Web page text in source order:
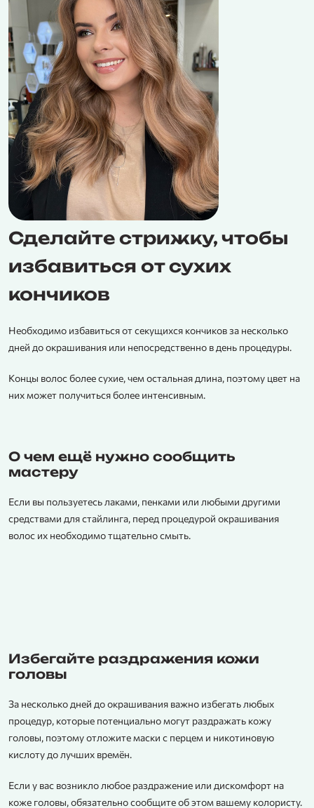
Сделайте стрижку, чтобы
избавиться от сухих
кончиков
Необходимо избавиться от секущихся кончиков за несколько
дней до окрашивания или непосредственно в день процедуры.
Концы волос более сухие, чем остальная длина, поэтому цвет на
них может получиться более интенсивным.
О чем ещё нужно сообщить
мастеру
Если вы пользуетесь лаками, пенками или любыми другими
средствами для стайлинга, перед процедурой окрашивания
волос их необходимо тщательно смыть.
Избегайте раздражения кожи
головы
За несколько дней до окрашивания важно избегать любых
процедур, которые потенциально могут раздражать кожу
головы, поэтому отложите маски с перцем и никотиновую
кислоту до лучших времён.
Если у вас возникло любое раздражение или дискомфорт на
коже головы, обязательно сообщите об этом вашему колористу.